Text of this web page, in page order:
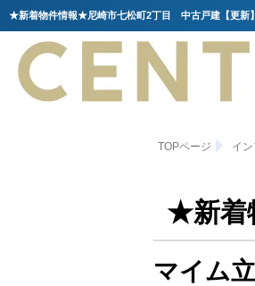
TOPページ イ
★新着
マイム